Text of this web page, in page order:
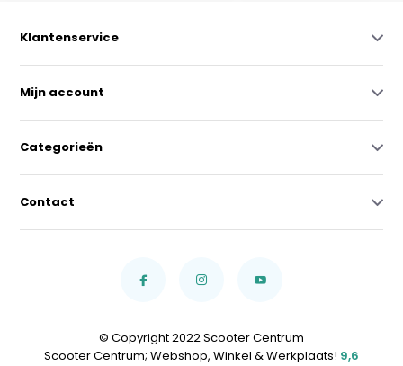
Klantenservice
Mijn account
Categorieën
Contact
© Copyright 2022 Scooter Centrum
Scooter Centrum; Webshop, Winkel & Werkplaats! 9,6